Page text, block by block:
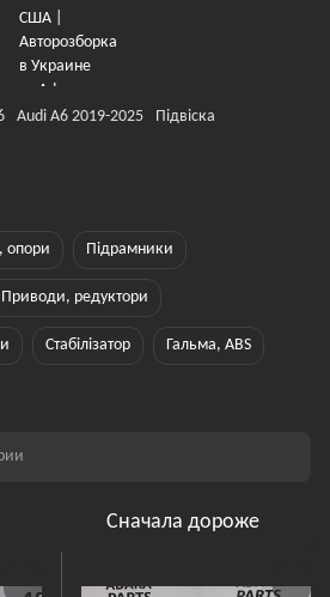
Audi A6 2019-2025 Підвіска
опори Підрамники
Приводи, редуктори
Стабілізатор Гальма, ABS
Сначала дороже